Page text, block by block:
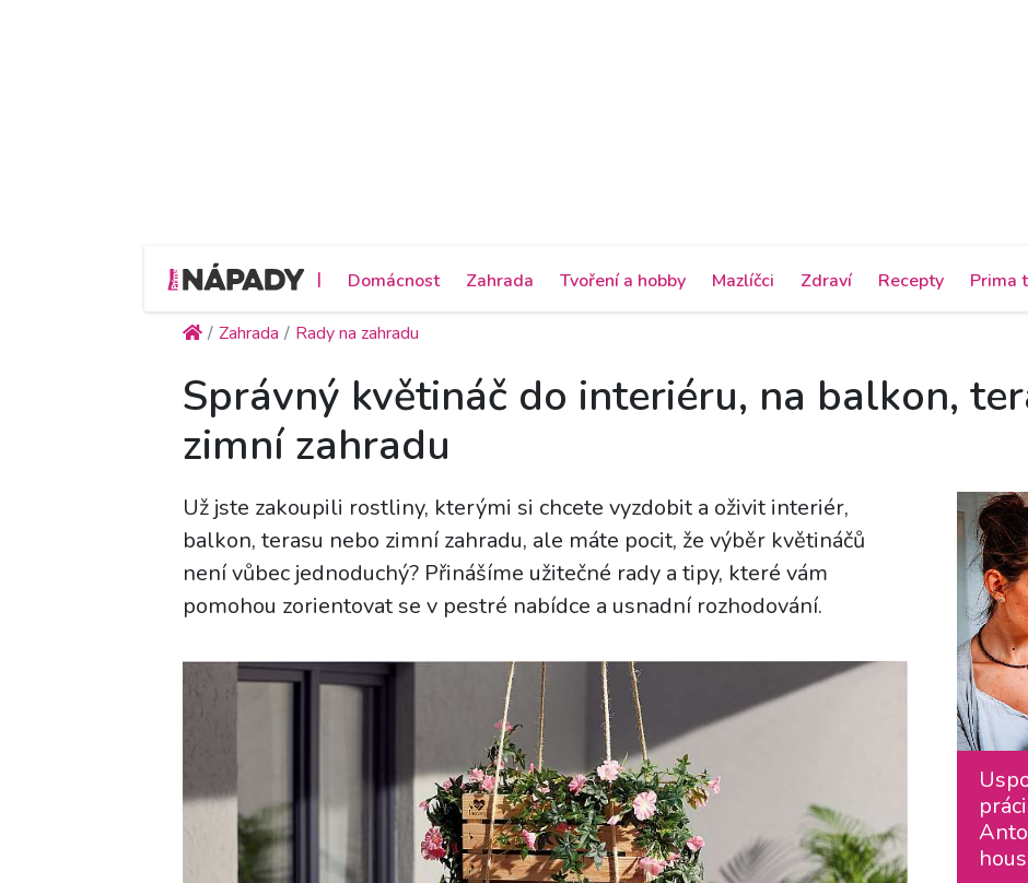
| Domácnost Zahrada Tvoření a hobby Mazlíčci Zdraví Recepty Prima
Zahrada Rady na zahradu
Správný květináč do interiéru, na balkon,
zimní zahradu
Už jste zakoupili rostliny, kterými si chcete vyzdobit a oživit interiér,
balkon, terasu nebo zimní zahradu, ale máte pocit, že výběr květináčů
není vůbec jednoduchý? Přinášíme užitečné rady a tipy, které vám
pomohou zorientovat se v pestré nabídce a usnadní rozhodování.